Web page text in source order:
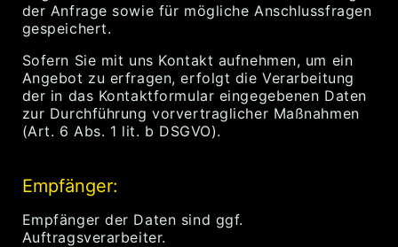
der Anfrage sowie für mögliche Anschlussfragen
gespeichert.
Sofern Sie mit uns Kontakt aufnehmen, um ein
Angebot zu erfragen, erfolgt die Verarbeitung
der in das Kontaktformular eingegebenen Daten
zur Durchführung vorvertraglicher Maßnahmen
(Art. 6 Abs. 1 lit. b DSGVO).
Empfänger:
Empfänger der Daten sind ggf.
Auftragsverarbeiter.